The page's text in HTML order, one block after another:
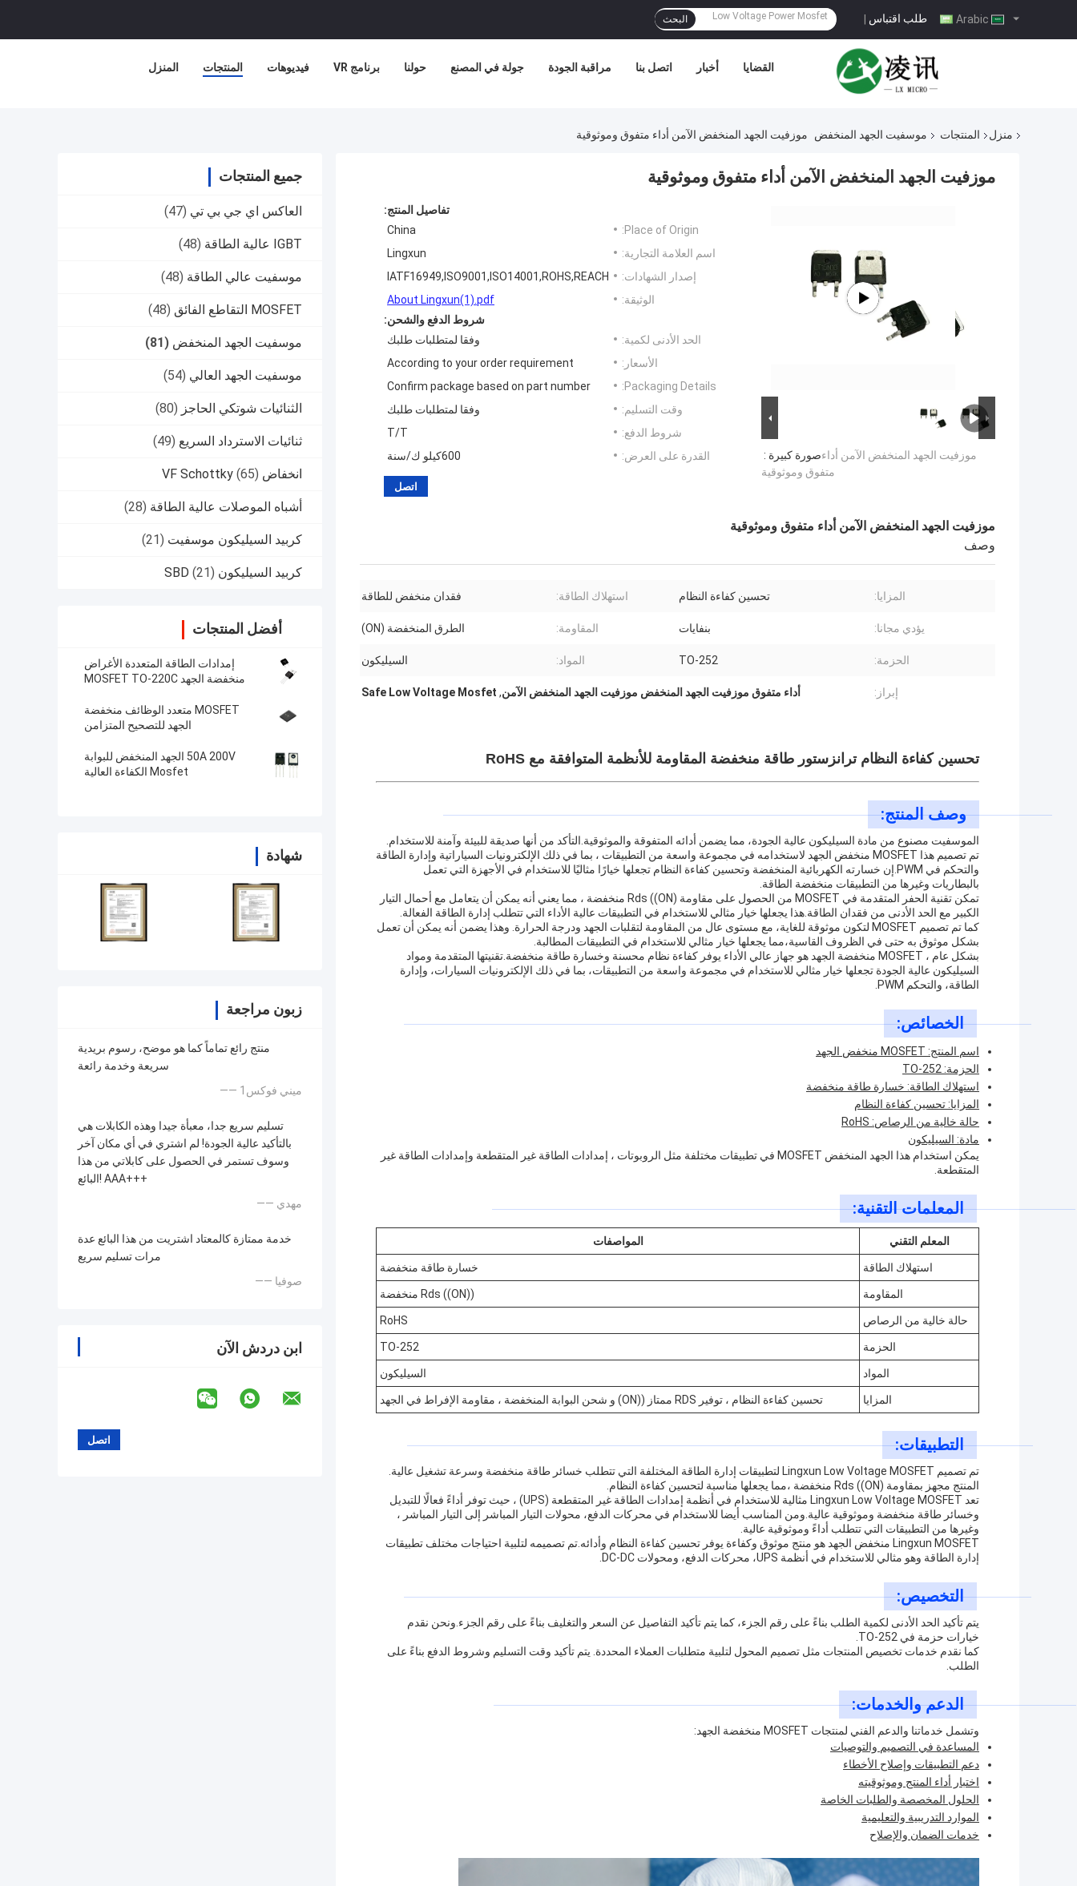
طلب اقتباس | البحث
المنزل المنتجات فيديوهات برنامج VR حولنا جولة في المصنع مراقبة الجودة اتصل بنا أخبار القضايا
منزل المنتجات موسفيت الجهد المنخفض موزفيت الجهد المنخفض الآمن أداء متفوق وموثوقية
جميع المنتجات
العاكس اي جي بي تي (47)
IGBT عالية الطاقة (48)
موسفيت عالي الطاقة (48)
MOSFET التقاطع الفائق (48)
موسفيت الجهد المنخفض (81)
موسفيت الجهد العالي (54)
الثنائيات شوتكي الحاجز (80)
ثنائيات الاسترداد السريع (49)
انخفاض VF Schottky (65)
أشباه الموصلات عالية الطاقة (28)
كربيد السيليكون موسفيت (21)
كربيد السيليكون SBD (21)
أفضل المنتجات
إمدادات الطاقة المتعددة الأغراض
منخفضة الجهد MOSFET TO-220C
MOSFET متعدد الوظائف منخفضة
الجهد للتصحيح المتزامن
50A 200V الجهد المنخفض للبوابة
Mosfet الكفاءة العالية
شهادة
زبون مراجعة
منتج رائع تماماً كما هو موضح، رسوم بريدية
سريعة وخدمة رائعة
—— ميني فوكس1
تسليم سريع جدا، معبأة جيدا وهذه الكابلات هي
بالتأكيد عالية الجودة! لم اشتري في أي مكان آخر
وسوف تستمر في الحصول على كابلاتي من هذا
البائع! AAA+++
—— مهدي
خدمة ممتازة كالمعتاد اشتريت من هذا البائع عدة
مرات تسليم سريع
—— صوفيا
ابن دردش الآن
موزفيت الجهد المنخفض الآمن أداء متفوق وموثوقية
صورة كبيرة :موزفيت الجهد المنخفض الآمن أداء
متفوق وموثوقية
تفاصيل المنتج:
Place of Origin:
China
اسم العلامة التجارية:
Lingxun
إصدار الشهادات:
IATF16949,ISO9001,ISO14001,ROHS,REACH
الوثيقة:
About Lingxun(1).pdf
شروط الدفع والشحن:
الحد الأدنى لكمية:
وفقا لمتطلبات طلبك
الأسعار:
According to your order requirement
Packaging Details:
Confirm package based on part number
وقت التسليم:
وفقا لمتطلبات طلبك
شروط الدفع:
T/T
القدرة على العرض:
600كيلو ك/سنة
اتصل
موزفيت الجهد المنخفض الآمن أداء متفوق وموثوقية
وصف
المزايا: تحسين كفاءة النظام استهلاك الطاقة: فقدان منخفض للطاقة
يؤدي مجانا: بنفايات المقاومة: الطرق المنخفضة (ON)
الحزمة: TO-252 المواد: السيليكون
إبراز: أداء متفوق موزفيت الجهد المنخفض موزفيت الجهد المنخفض الآمن,
Safe Low Voltage Mosfet
تحسين كفاءة النظام ترانزستور طاقة منخفضة المقاومة للأنظمة المتوافقة مع RoHS
وصف المنتج:
الموسفيت مصنوع من مادة السيليكون عالية الجودة، مما يضمن أدائه المتفوقة والموثوقية.التأكد من أنها صديقة للبيئة وآمنة للاستخدام.
تم تصميم هذا MOSFET منخفض الجهد لاستخدامه في مجموعة واسعة من التطبيقات ، بما في ذلك الإلكترونيات السياراتية وإدارة الطاقة
والتحكم في PWM.إن خسارته الكهربائية المنخفضة وتحسين كفاءة النظام تجعلها خيارًا مثاليًا للاستخدام في الأجهزة التي تعمل
بالبطاريات وغيرها من التطبيقات منخفضة الطاقة.
تمكن تقنية الحفر المتقدمة في MOSFET من الحصول على مقاومة Rds ((ON) منخفضة ، مما يعني أنه يمكن أن يتعامل مع أحمال التيار
الكبير مع الحد الأدنى من فقدان الطاقة.هذا يجعلها خيار مثالي للاستخدام في التطبيقات عالية الأداء التي تتطلب إدارة الطاقة الفعالة.
كما تم تصميم MOSFET لتكون موثوقة للغاية، مع مستوى عال من المقاومة لتقلبات الجهد ودرجة الحرارة. وهذا يضمن أنه يمكن أن تعمل
بشكل موثوق به حتى في الظروف القاسية،مما يجعلها خيار مثالي للاستخدام في التطبيقات المطالبة.
بشكل عام ، MOSFET منخفضة الجهد هو جهاز عالي الأداء يوفر كفاءة نظام محسنة وخسارة طاقة منخفضة.تقنيتها المتقدمة ومواد
السيليكون عالية الجودة تجعلها خيار مثالي للاستخدام في مجموعة واسعة من التطبيقات، بما في ذلك الإلكترونيات السيارات، وإدارة
الطاقة، والتحكم PWM.
الخصائص:
اسم المنتج: MOSFET منخفض الجهد
الحزمة: TO-252
استهلاك الطاقة: خسارة طاقة منخفضة
المزايا: تحسين كفاءة النظام
حالة خالية من الرصاص: RoHS
مادة: السيليكون
يمكن استخدام هذا الجهد المنخفض MOSFET في تطبيقات مختلفة مثل الروبوتات ، إمدادات الطاقة غير المتقطعة وإمدادات الطاقة غير
المتقطعة.
المعلمات التقنية:
المعلم التقني المواصفات
استهلاك الطاقة خسارة طاقة منخفضة
المقاومة Rds ((ON)) منخفضة
حالة خالية من الرصاص RoHS
الحزمة TO-252
المواد السيليكون
المزايا تحسين كفاءة النظام ، توفير RDS ممتاز ((ON) و شحن البوابة المنخفضة ، مقاومة الإفراط في الجهد
التطبيقات:
تم تصميم Lingxun Low Voltage MOSFET لتطبيقات إدارة الطاقة المختلفة التي تتطلب خسائر طاقة منخفضة وسرعة تشغيل عالية.
المنتج مجهز بمقاومة Rds ((ON) منخفضة ،مما يجعلها مناسبة لتحسين كفاءة النظام.
تعد Lingxun Low Voltage MOSFET مثالية للاستخدام في أنظمة إمدادات الطاقة غير المتقطعة (UPS) ، حيث توفر أداءً فعالًا للتبديل
وخسائر طاقة منخفضة وموثوقية عالية.ومن المناسب أيضا للاستخدام في محركات الدفع، محولات التيار المباشر إلى التيار المباشر ،
وغيرها من التطبيقات التي تتطلب أداءً وموثوقية عالية.
Lingxun MOSFET منخفض الجهد هو منتج موثوق وكفاءة يوفر تحسين كفاءة النظام وأدائه.تم تصميمه لتلبية احتياجات مختلف تطبيقات
إدارة الطاقة وهو مثالي للاستخدام في أنظمة UPS، محركات الدفع، ومحولات DC-DC.
التخصيص:
يتم تأكيد الحد الأدنى لكمية الطلب بناءً على رقم الجزء، كما يتم تأكيد التفاصيل عن السعر والتغليف بناءً على رقم الجزء.ونحن نقدم
خيارات حزمة في TO-252.
كما نقدم خدمات تخصيص المنتجات مثل تصميم المحول لتلبية متطلبات العملاء المحددة. يتم تأكيد وقت التسليم وشروط الدفع بناءً على
الطلب.
الدعم والخدمات:
وتشمل خدماتنا والدعم الفني لمنتجات MOSFET منخفضة الجهد:
المساعدة في التصميم والتوصيات
دعم التطبيقات وإصلاح الأخطاء
اختبار أداء المنتج وموثوقيته
الحلول المخصصة والطلبات الخاصة
الموارد التدريبية والتعليمية
خدمات الضمان والإصلاح